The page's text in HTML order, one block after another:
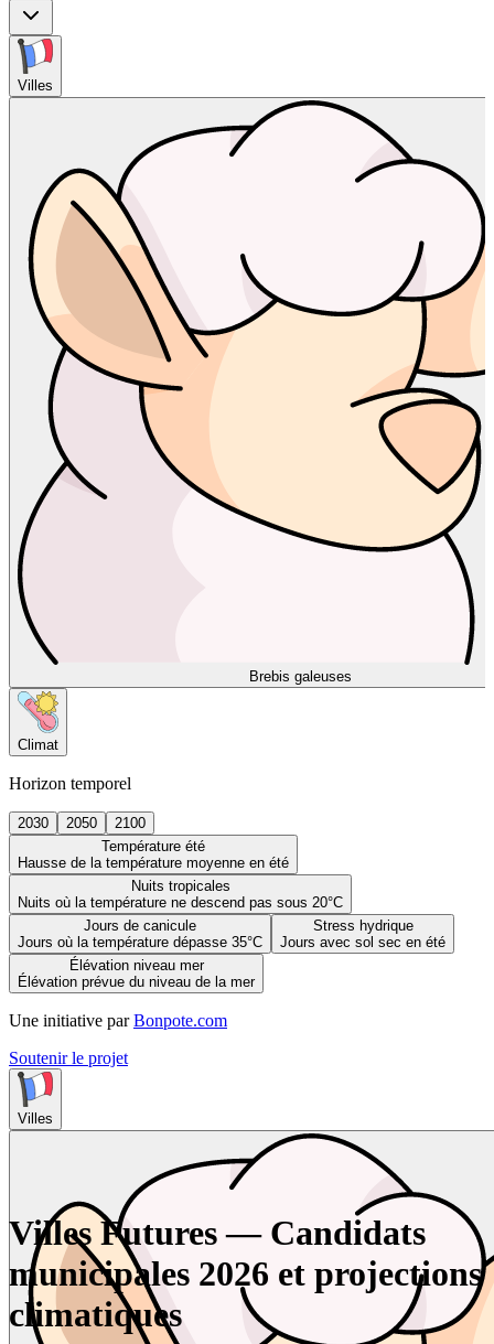
Villes
Brebis galeuses
Climat
Horizon temporel
2030 2050
2100
Température été
Hausse de la température moyenne en été
Nuits tropicales
Nuits où la température ne descend pas sous 20°C
Jours de canicule
Jours où la température dépasse 35°C
Stress hydrique
Jours avec sol sec en été
Élévation niveau mer
Élévation prévue du niveau de la mer
Une initiative par Bonpote.com
Soutenir le projet
Villes
Villes Futures — Candidats
municipales 2026 et projections
climatiques